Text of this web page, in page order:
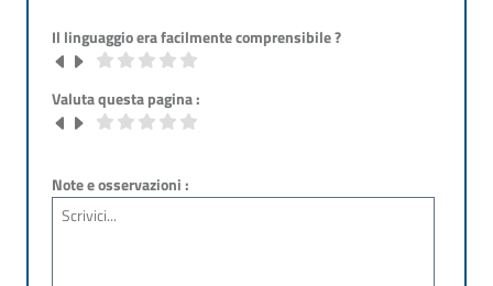
Il linguaggio era facilmente comprensibile ?
Valuta questa pagina :
Note e osservazioni :